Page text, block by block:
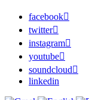
facebook
twitter
instagram
youtube
soundcloud
linkedin